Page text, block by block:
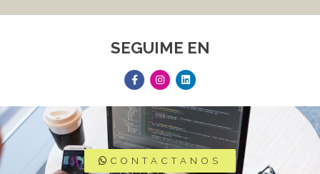
SEGUIME EN
CONTACTANOS